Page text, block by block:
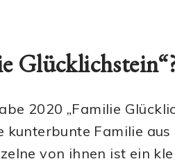
2020 „Familie
kunterbunte Familie
von ihnen ist ein